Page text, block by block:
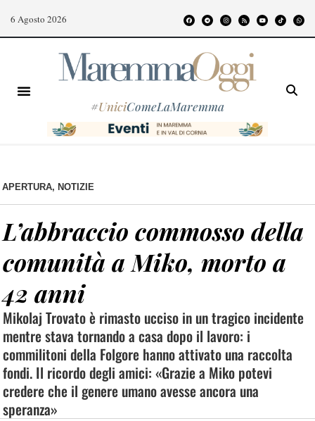
6 Agosto 2026
#UniciComeLaMaremma
APERTURA, NOTIZIE
L’abbraccio commosso della
comunità a Miko, morto a
42 anni
Mikolaj Trovato è rimasto ucciso in un tragico incidente
mentre stava tornando a casa dopo il lavoro: i
commilitoni della Folgore hanno attivato una raccolta
fondi. Il ricordo degli amici: «Grazie a Miko potevi
credere che il genere umano avesse ancora una
speranza»